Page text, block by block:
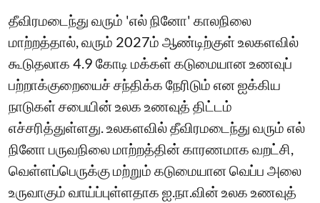
தீவிரமடைந்து வரும் 'எல் நினோ' காலநிலை
மாற்றத்தால், வரும் 2027ம் ஆண்டிற்குள் உலகளவில்
கூடுதலாக 4.9 கோடி மக்கள் கடுமையான உணவுப்
பற்றாக்குறையைச் சந்திக்க நேரிடும் என ஐக்கிய
நாடுகள் சபையின் உலக உணவுத் திட்டம்
எச்சரித்துள்ளது. உலகளவில் தீவிரமடைந்து வரும் எல்
நினோ பருவநிலை மாற்றத்தின் காரணமாக வறட்சி,
வெள்ளப்பெருக்கு மற்றும் கடுமையான வெப்ப அலை
உருவாகும் வாய்ப்புள்ளதாக ஐ.நா.வின் உலக உணவுத்